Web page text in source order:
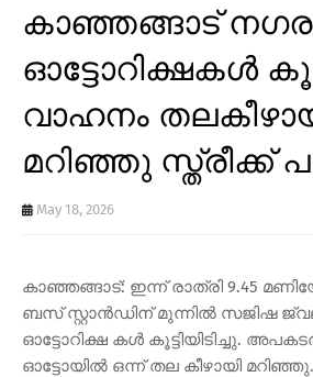
കാഞ്ഞങ്ങാട്
ഓട്ടോറിക്ഷകൾ
വാഹനം
മറിഞ്ഞു സ്ത്രീക്ക്
May 18, 2026
കാഞ്ഞങ്ങാട്: ഇന്ന് രാത്രി 9.45
ബസ് സ്റ്റാൻഡിന് മുന്നിൽ സജിഷ
ഓട്ടോറിക്ഷ കൾ കൂട്ടിയിടിച്ചു.
ഓട്ടോയിൽ ഒന്ന് തല കീഴായി